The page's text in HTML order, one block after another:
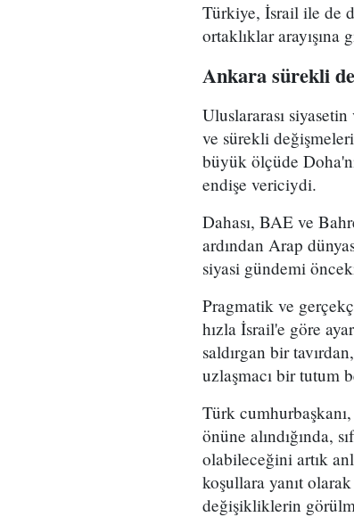
Türkiye, İsrail ile de
ortaklıklar arayışına
Ankara sürekli
Uluslararası
ve sürekli
büyük ölçüde
endişe vericiydi.
Dahası, BAE ve
ardından Arap
siyasi gündemi
Pragmatik ve
hızla İsrail'e göre
saldırgan bir
uzlaşmacı bir tutum
Türk
önüne alındığında,
olabileceğini artık
koşullara yanıt
değişikliklerin